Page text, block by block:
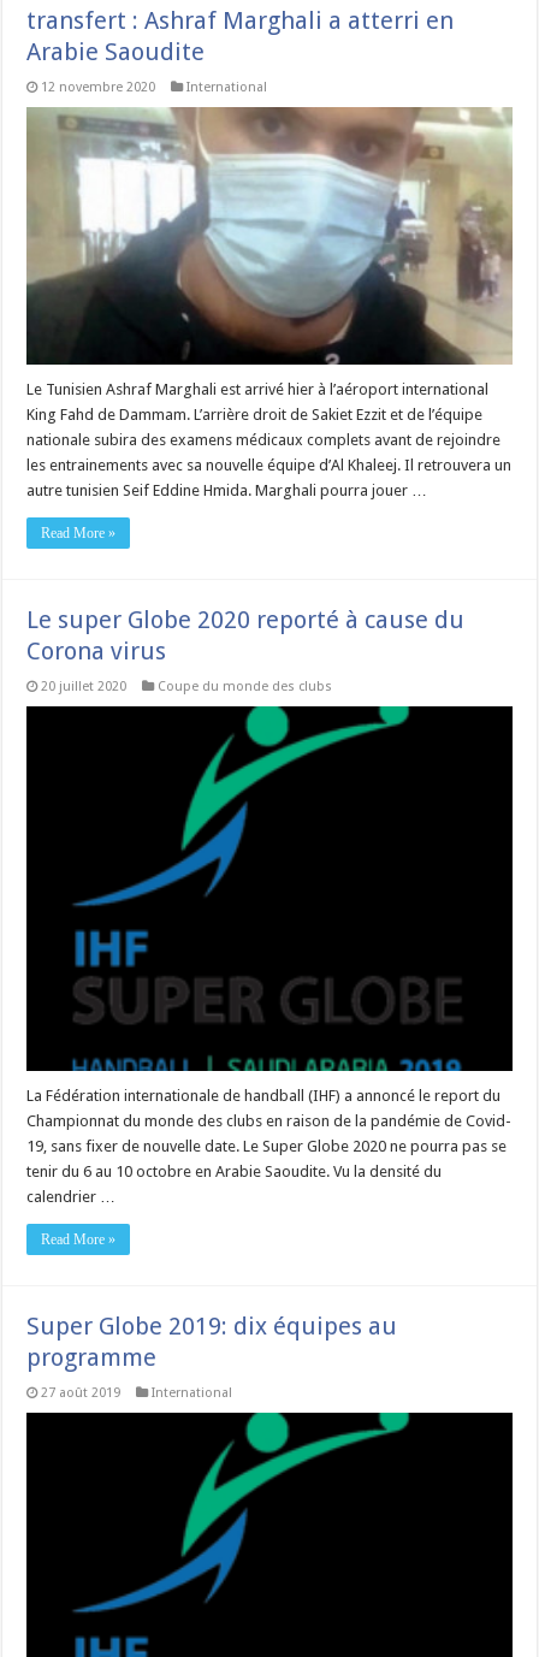
transfert : Ashraf Marghali a atterri en
Arabie Saoudite
12 novembre 2020 International
Le Tunisien Ashraf Marghali est arrivé hier à l’aéroport international
King Fahd de Dammam. L’arrière droit de Sakiet Ezzit et de l’équipe
nationale subira des examens médicaux complets avant de rejoindre
les entrainements avec sa nouvelle équipe d’Al Khaleej. Il retrouvera un
autre tunisien Seif Eddine Hmida. Marghali pourra jouer …
Read More »
Le super Globe 2020 reporté à cause du
Corona virus
20 juillet 2020 Coupe du monde des clubs
La Fédération internationale de handball (IHF) a annoncé le report du
Championnat du monde des clubs en raison de la pandémie de Covid-
19, sans fixer de nouvelle date. Le Super Globe 2020 ne pourra pas se
tenir du 6 au 10 octobre en Arabie Saoudite. Vu la densité du
calendrier …
Read More »
Super Globe 2019: dix équipes au
programme
27 août 2019 International